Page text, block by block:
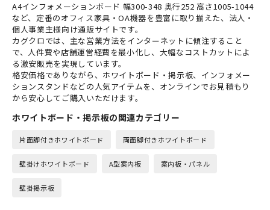
A4インフォメーションボード 幅300-348 奥行252 高さ1005-1044
など、定番のオフィス家具・OA機器を豊富に取り揃えた、法人・
個人事業主様向け通販サイトです。
カグクロでは、主な営業方法をインターネットに傾注すること
で、人件費や店舗運営経費を最小化し、大幅なコストカットによ
る激安販売を実現しています。
格安価格でありながら、ホワイトボード・掲示板、インフォメー
ションスタンドなどの人気アイテムを、オンラインでお見積もり
から安心してご購入いただけます。
ホワイトボード・掲示板の関連カテゴリー
片面脚付きホワイトボード 両面脚付きホワイトボード
壁掛けホワイトボード A型案内板 案内板・パネル
壁掛掲示板